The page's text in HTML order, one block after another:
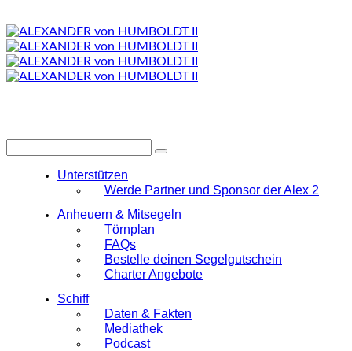
Unterstützen
Werde Partner und Sponsor der Alex 2
Anheuern & Mitsegeln
Törnplan
FAQs
Bestelle deinen Segelgutschein
Charter Angebote
Schiff
Daten & Fakten
Mediathek
Podcast